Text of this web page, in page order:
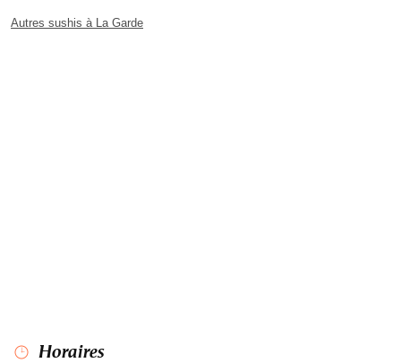
Autres sushis à La Garde
Horaires